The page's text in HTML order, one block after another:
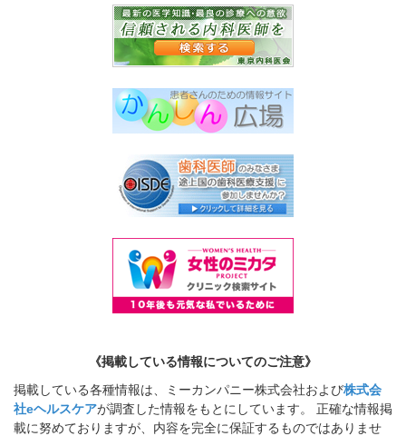
《掲載している情報についてのご注意》
掲載している各種情報は、ミーカンパニー株式会社および株式会
社eヘルスケアが調査した情報をもとにしています。 正確な情報掲
載に努めておりますが、内容を完全に保証するものではありませ